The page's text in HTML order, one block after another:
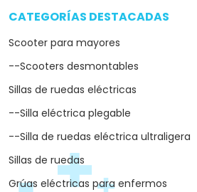
CATEGORÍAS DESTACADAS
Scooter para mayores
--Scooters desmontables
Sillas de ruedas eléctricas
--Silla eléctrica plegable
--Silla de ruedas eléctrica ultraligera
Sillas de ruedas
Grúas eléctricas para enfermos